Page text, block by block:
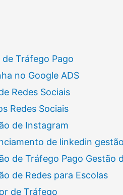
de Tráfego Pago
no Google ADS
Redes Sociais
Redes Sociais
de Instagram
de linkedin
de Tráfego Pago Gestão
de Redes para Escolas
de Tráfego